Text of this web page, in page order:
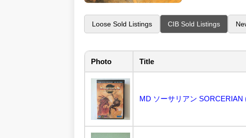
Loose Sold Listings CIB Sold Listings
Photo Title
MD ソーサリアン